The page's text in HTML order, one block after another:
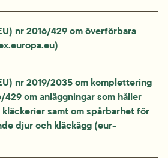
nr 2016/429 om överförbara
nr 2019/2035 om komplettering
om anläggningar som håller
samt om spårbarhet för
djur och kläckägg (eur-